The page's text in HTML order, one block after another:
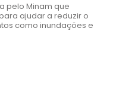
pelo Minam que
ajudar a reduzir o
como inundações e